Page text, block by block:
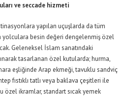
ve seccade hizmeti
yapılan uçuşlarda da tüm
yolculara besin değeri dengelenmiş özel
Geleneksel İslam sanatındaki
tasarlanan özel kutularda; hurma,
eşliğinde Arap ekmeği, tavuklu sandviç
fıstıklı tatlı veya baklava çeşitleri ile
özel ikramlar, standart sıcak yemek